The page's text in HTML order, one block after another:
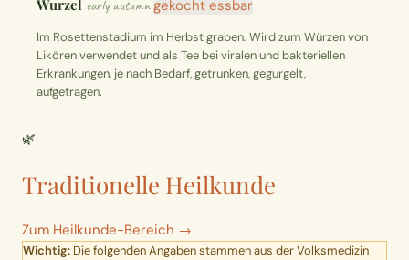
Wurzel early autumn gekocht essbar
Im Rosettenstadium im Herbst graben. Wird zum Würzen von
Likören verwendet und als Tee bei viralen und bakteriellen
Erkrankungen, je nach Bedarf, getrunken, gegurgelt,
aufgetragen.
🌿
Traditionelle Heilkunde
Zum Heilkunde-Bereich →
Wichtig: Die folgenden Angaben stammen aus der Volksmedizin